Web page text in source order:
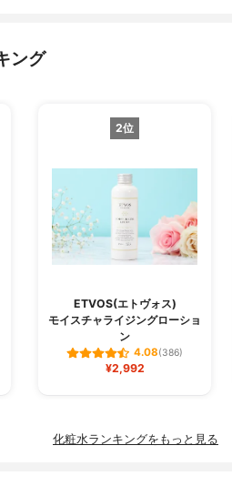
ング
2位
ETVOS(エトヴォス)
モイスチャライジングローショ
ン
4.08(386)
¥2,992
化粧水ランキングをもっと見る